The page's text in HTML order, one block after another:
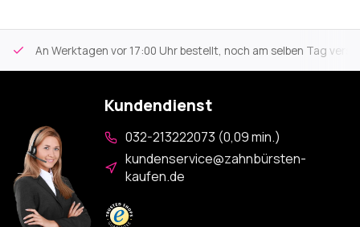
An Werktagen vor 17:00 Uhr bestellt, noch am selben Tag
Kundendienst
032-213222073 (0,09 min.)
kundenservice@zahnbürsten-
kaufen.de